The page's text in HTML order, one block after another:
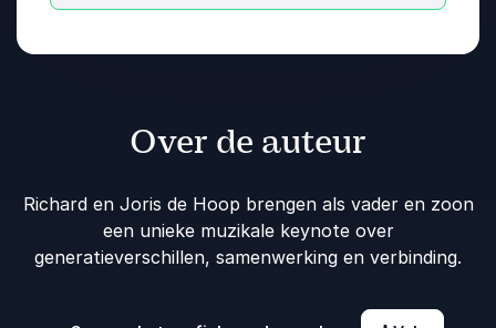
Over de auteur
Richard en Joris de Hoop brengen als vader en zoon
een unieke muzikale keynote over
generatieverschillen, samenwerking en verbinding.